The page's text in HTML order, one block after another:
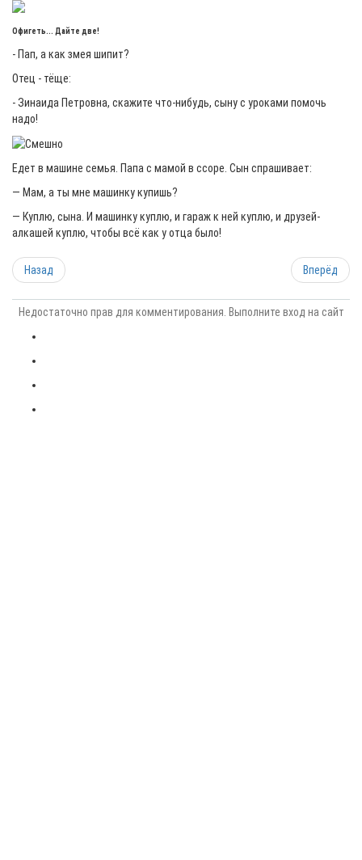
Офигеть... Дайте две!
- Пап, а как змея шипит?
Отец - тёще:
- Зинаида Петровна, скажите что-нибудь, сыну с уроками помочь
надо!
Едет в машине семья. Папа с мамой в ссоре. Сын спрашивает:
— Мам, а ты мне машинку купишь?
— Куплю, сына. И машинку куплю, и гараж к ней куплю, и друзей-
алкашей куплю, чтобы всё как у отца было!
Назад Вперёд
Недостаточно прав для комментирования. Выполните вход на сайт